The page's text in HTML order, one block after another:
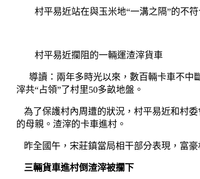
村平易近站在與玉米地“一溝之隔”的不符
村平易近攔阻的一輛運渣滓貨車
導讀：兩年多時光以來，數百輛卡車不中
滓共“占領”了村里50多畝地盤。
為了保護村內周遭的狀況，村平易近和村
的母親。渣滓的卡車進村。
昨全國午，宋莊鎮當局相干部分表現，富豪
三輛貨車進村倒渣滓被攔下